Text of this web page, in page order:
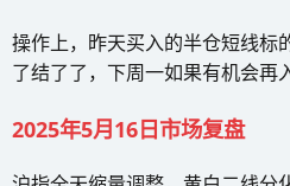
操作上，昨天买入的半仓短线标
了结了了，下周一如果有机会再
2025年5月16日市场复盘